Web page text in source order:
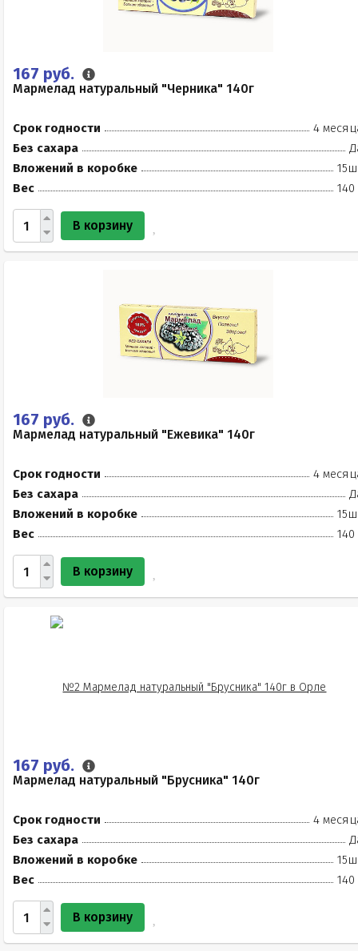
167 руб.
Мармелад натуральный "Черника" 140г
Срок годности
4
Без сахара
Вложений в коробке
Вес
140
В корзину
167 руб.
Мармелад натуральный "Ежевика" 140г
Срок годности
4
Без сахара
Вложений в коробке
Вес
140
В корзину
167 руб.
Мармелад натуральный "Брусника" 140г
Срок годности
4
Без сахара
Вложений в коробке
Вес
140
В корзину